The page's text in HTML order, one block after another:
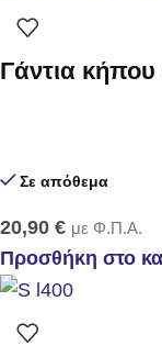
Γάντια
Σε απόθεμα
20,90 € με Φ.Π.Α.
Προσθήκη στο